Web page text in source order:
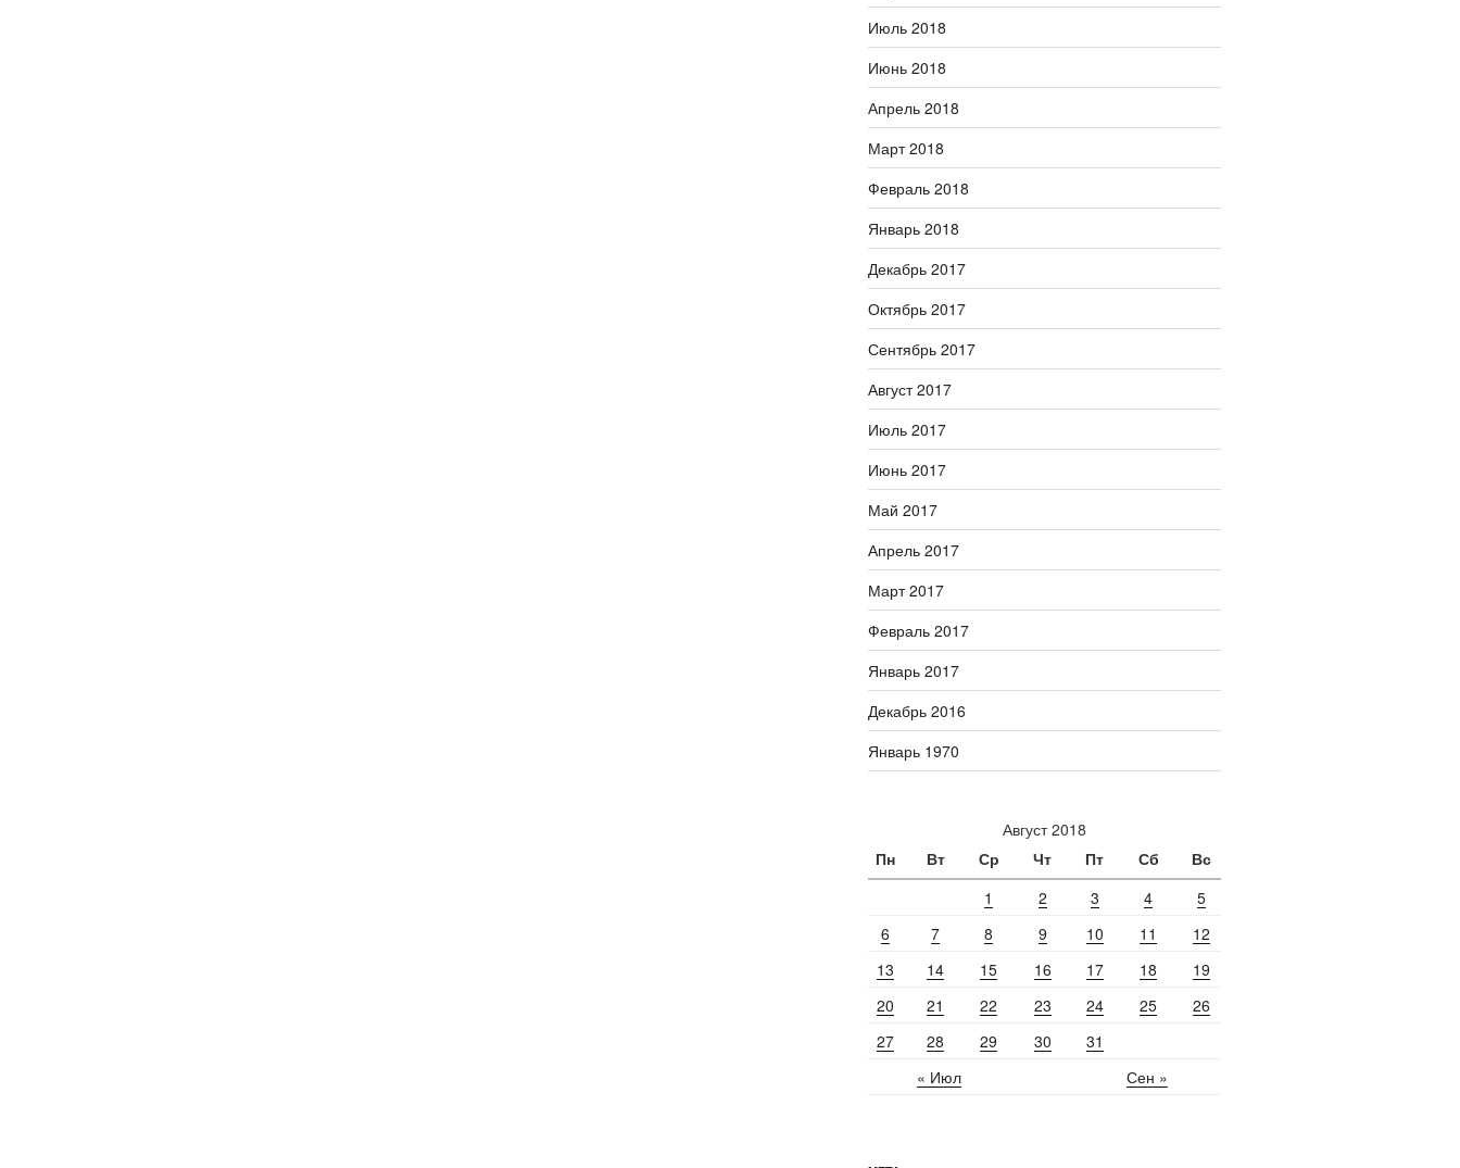
Июль 2018
Июнь 2018
Апрель 2018
Март 2018
Февраль 2018
Январь 2018
Декабрь 2017
Октябрь 2017
Сентябрь 2017
Август 2017
Июль 2017
Июнь 2017
Май 2017
Апрель 2017
Март 2017
Февраль 2017
Январь 2017
Декабрь 2016
Январь 1970
Август 2018
Пн
Вт Ср Чт Пт Сб Вс
« Июл Сен »
1 2 3 4
5
6
7 8 9 10 11
12
13
14 15 16 17 18
19
20
21 22 23 24 25
26
27
28 29 30 31